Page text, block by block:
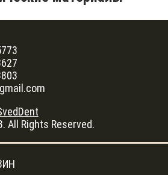
All Rights Reserved.